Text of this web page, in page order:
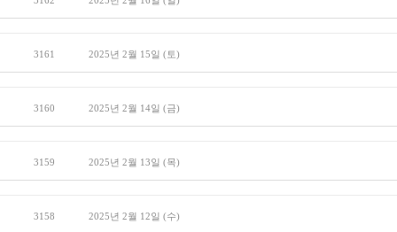
3161 2025년 2월 15일 (토)
3160 2025년 2월 14일 (금)
3159 2025년 2월 13일 (목)
3158 2025년 2월 12일 (수)